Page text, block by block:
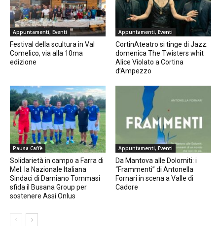
Appuntamenti, Eventi
Festival della scultura in Val
Comelico, via alla 10ma
edizione
Appuntamenti, Eventi
CortinAteatro si tinge di Jazz:
domenica The Twisters whit
Alice Violato a Cortina
d’Ampezzo
Pausa Caffè
Solidarietà in campo a Farra di
Mel: la Nazionale Italiana
Sindaci di Damiano Tommasi
sfida il Busana Group per
sostenere Assi Onlus
Appuntamenti, Eventi
Da Mantova alle Dolomiti: i
“Frammenti” di Antonella
Fornari in scena a Valle di
Cadore